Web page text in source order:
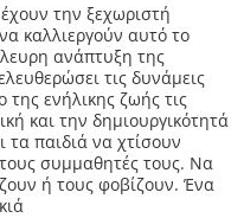
έχουν την ξεχωριστή
καλλιεργούν αυτό το
ανάπτυξη της
τις δυνάμεις
της ενήλικης ζωής τις
και την δημιουργικότητά
παιδιά να χτίσουν
τους συμμαθητές τους. Να
ή τους φοβίζουν. Ένα